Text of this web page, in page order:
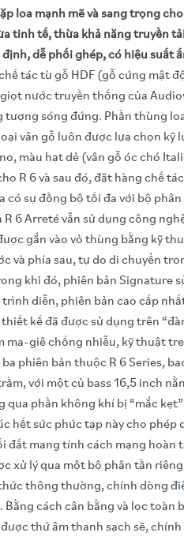
loa mạnh mẽ và sang trọng
tinh tế, thừa khả năng truyền
dễ phối ghép, có hiệu suất
tác từ gỗ HDF (gỗ cứng mật
nước truyền thống của
sóng đứng. Phần thùng
vân gỗ luôn được lựa chọn
màu hạt dẻ (vân gỗ óc chó
R 6 và sau đó, đặt hàng chế
sự đồng bộ tối đa với bộ
6 Arreté vẫn sử dụng công
gắn vào vỏ thùng bằng kỹ
phía sau, tự do di chuyển
khi đó, phiên bản Signature
diễn, phiên bản cao cấp
kế đã được sử dụng trên
giê chống nhiễu, kỹ thuật
phiên bản thuộc R 6 Series,
với một củ bass 16,5 inch
phần không khí bị “mắc
hết sức phức tạp này cho
đất mang tính cách mạng
xử lý qua một bộ phân tần
thông thường, chính dòng
cách cân bằng và lọc
thứ âm thanh sạch sẽ,